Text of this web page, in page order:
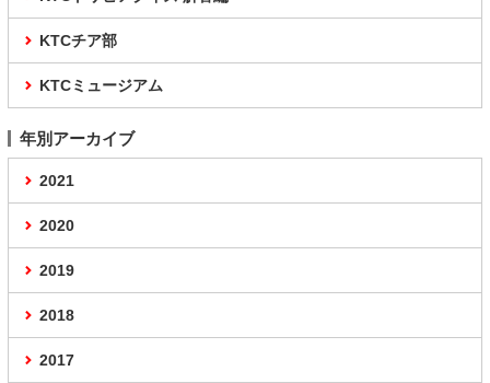
KTCチア部
KTCミュージアム
年別アーカイブ
2021
2020
2019
2018
2017